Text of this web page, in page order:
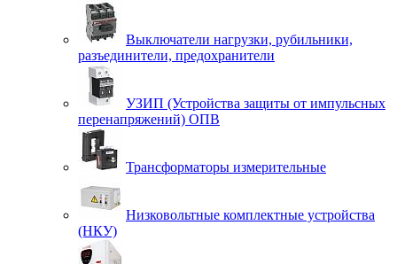
Выключатели нагрузки, рубильники,
разъединители, предохранители
УЗИП (Устройства защиты от импульсных
перенапряжений) ОПВ
Трансформаторы измерительные
Низковольтные комплектные устройства
(НКУ)